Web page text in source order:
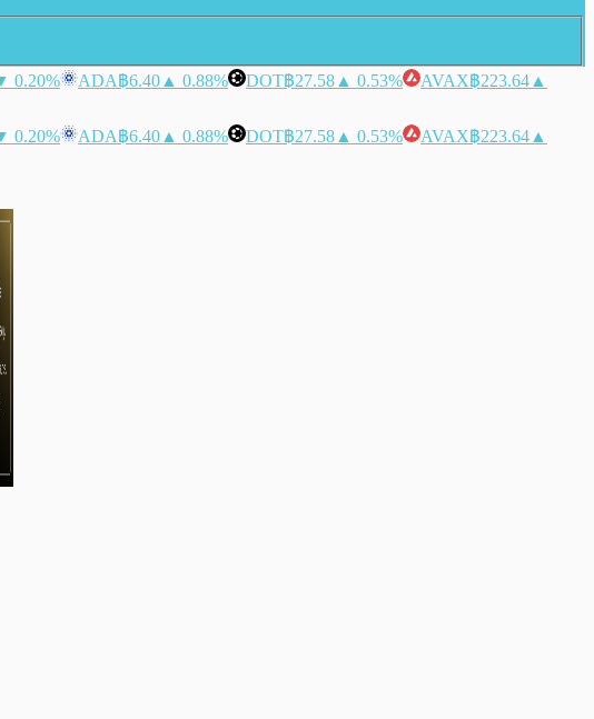
0.20% ADA฿6.40 ▲ 0.88% DOT฿27.58 ▲ 0.53% AVAX฿223.64 ▲
0.20% ADA฿6.40 ▲ 0.88% DOT฿27.58 ▲ 0.53% AVAX฿223.64 ▲